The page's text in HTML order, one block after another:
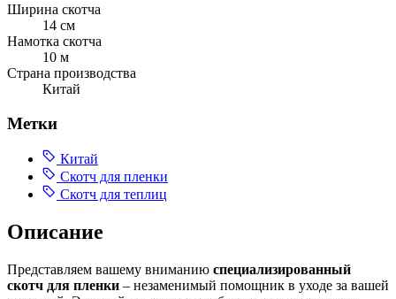
Ширина скотча
14 см
Намотка скотча
10 м
Страна производства
Китай
Метки
Китай
Скотч для пленки
Скотч для теплиц
Описание
Представляем вашему вниманию специализированный
скотч для пленки – незаменимый помощник в уходе за вашей